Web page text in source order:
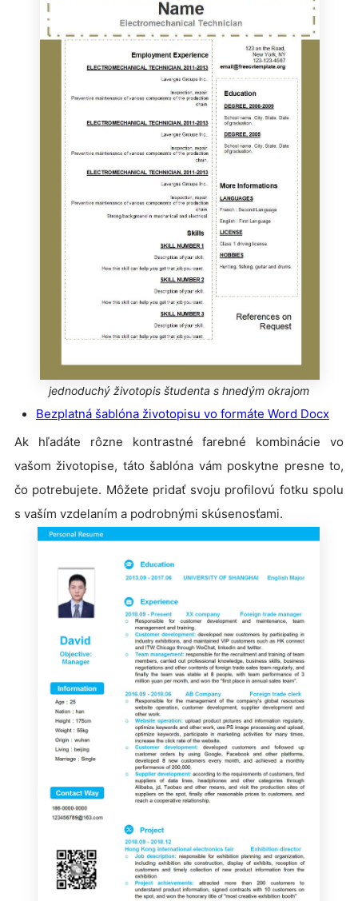
jednoduchý životopis študenta s hnedým okrajom
Bezplatná šablóna životopisu vo formáte Word Docx
Ak hľadáte rôzne kontrastné farebné kombinácie vo
vašom životopise, táto šablóna vám poskytne presne to,
čo potrebujete. Môžete pridať svoju profilovú fotku spolu
s vaším vzdelaním a podrobnými skúsenosťami.